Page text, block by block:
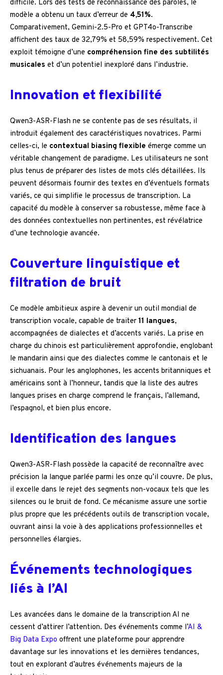
difficile. Lors des tests de reconnaissance des paroles, le
modèle a obtenu un taux d’erreur de 4,51%.
Comparativement, Gemini-2.5-Pro et GPT4o-Transcribe
affichent des taux de 32,79% et 58,59% respectivement. Cet
exploit témoigne d’une compréhension fine des subtilités
musicales et d’un potentiel inexploré dans l’industrie.
Innovation et flexibilité
Qwen3-ASR-Flash ne se contente pas de ses résultats, il
introduit également des caractéristiques novatrices. Parmi
celles-ci, le contextual biasing flexible émerge comme un
véritable changement de paradigme. Les utilisateurs ne sont
plus tenus de préparer des listes de mots clés détaillées. Ils
peuvent désormais fournir des textes en d’éventuels formats
variés, ce qui simplifie le processus de transcription. La
capacité du modèle à conserver sa robustesse, même face à
des données contextuelles non pertinentes, est révélatrice
d’une technologie avancée.
Couverture linguistique et
filtration de bruit
Ce modèle ambitieux aspire à devenir un outil mondial de
transcription vocale, capable de traiter 11 langues,
accompagnées de dialectes et d’accents variés. La prise en
charge du chinois est particulièrement approfondie, englobant
le mandarin ainsi que des dialectes comme le cantonais et le
sichuanais. Pour les anglophones, les accents britanniques et
américains sont à l’honneur, tandis que la liste des autres
langues prises en charge comprend le français, l’allemand,
l’espagnol, et bien plus encore.
Identification des langues
Qwen3-ASR-Flash possède la capacité de reconnaître avec
précision la langue parlée parmi les onze qu’il couvre. De plus,
il excelle dans le rejet des segments non-vocaux tels que les
silences ou le bruit de fond. Ce mécanisme assure une sortie
plus propre que les précédents outils de transcription vocale,
ouvrant ainsi la voie à des applications professionnelles et
personnelles élargies.
Événements technologiques
liés à l’AI
Les avancées dans le domaine de la transcription AI ne
cessent d’attirer l’attention. Des événements comme l’AI &
Big Data Expo offrent une plateforme pour apprendre
davantage sur les innovations et les dernières tendances,
tout en explorant d’autres événements majeurs de la